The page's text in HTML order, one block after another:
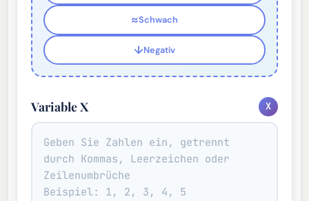
≈Schwach
↓Negativ
Variable X X